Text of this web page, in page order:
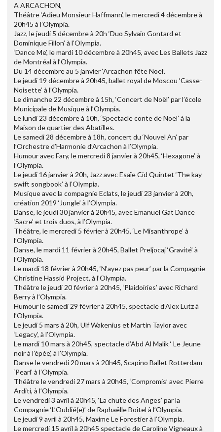
A ARCACHON,
Théâtre ‘Adieu Monsieur Haffmann’, le mercredi 4 décembre à
20h45 à l’Olympia.
Jazz, le jeudi 5 décembre à 20h ‘Duo Sylvain Gontard et
Dominique Fillon’ à l’Olympia.
‘Dance Me’, le mardi 10 décembre à 20h45, avec Les Ballets Jazz
de Montréal à l’Olympia.
Du 14 décembre au 5 janvier ‘Arcachon fête Noël’.
Le jeudi 19 décembre à 20h45, ballet royal de Moscou ‘Casse-
Noisette’ à l’Olympia.
Le dimanche 22 décembre à 15h, ‘Concert de Noël’ par l’école
Municipale de Musique à l’Olympia.
Le lundi 23 décembre à 10h, ‘Spectacle conte de Noël’ à la
Maison de quartier des Abatilles.
Le samedi 28 décembre à 18h, concert du ‘Nouvel An’ par
l’Orchestre d’Harmonie d’Arcachon à l’Olympia.
Humour avec Fary, le mercredi 8 janvier à 20h45, ‘Hexagone’ à
l’Olympia.
Le jeudi 16 janvier à 20h, Jazz avec Esaïe Cid Quintet ‘The kay
swift songbook’ à l’Olympia.
Musique avec la compagnie Eclats, le jeudi 23 janvier à 20h,
création 2019 ‘Jungle’ à l’Olympia.
Danse, le jeudi 30 janvier à 20h45, avec Emanuel Gat Dance
‘Sacre’ et trois duos, à l’Olympia.
Théâtre, le mercredi 5 février à 20h45, ‘Le Misanthrope’ à
l’Olympia.
Danse, le mardi 11 février à 20h45, Ballet Preljocaj ‘Gravité’ à
l’Olympia.
Le mardi 18 février à 20h45, ‘N’ayez pas peur’ par la Compagnie
Christine Hassid Project, à l’Olympia.
Théâtre le jeudi 20 février à 20h45, ‘Plaidoiries’ avec Richard
Berry à l’Olympia.
Humour le samedi 29 février à 20h45, spectacle d’Alex Lutz à
l’Olympia.
Le jeudi 5 mars à 20h, Ulf Wakenius et Martin Taylor avec
‘Legacy’, à l’Olympia.
Le mardi 10 mars à 20h45, spectacle d’Abd Al Malik ‘ Le Jeune
noir à l’épée’, à l’Olympia.
Danse le vendredi 20 mars à 20h45, Scapino Ballet Rotterdam
‘Pearl’ à l’Olympia.
Théâtre le vendredi 27 mars à 20h45, ‘Compromis’ avec Pierre
Arditi, à l’Olympia.
Le vendredi 3 avril à 20h45, ‘La chute des Anges’ par la
Compagnie ‘L’Oublié(e)’ de Raphaëlle Boitel à l’Olympia.
Le jeudi 9 avril à 20h45, Maxime Le Forestier à l’Olympia.
Le mercredi 15 avril à 20h45 spectacle de Caroline Vigneaux à